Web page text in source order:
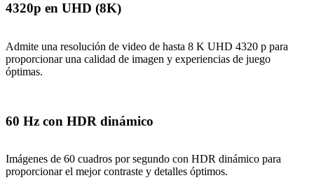
4320p en UHD (8K)
Admite una resolución de video de hasta 8 K UHD 4320 p para
proporcionar una calidad de imagen y experiencias de juego
óptimas.
60 Hz con HDR dinámico
Imágenes de 60 cuadros por segundo con HDR dinámico para
proporcionar el mejor contraste y detalles óptimos.